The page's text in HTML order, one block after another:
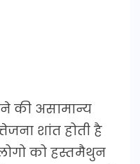
की असामान्य
शांत होती है
को हस्तमैथुन